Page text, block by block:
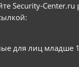
Security-Center.ru
для лиц младше